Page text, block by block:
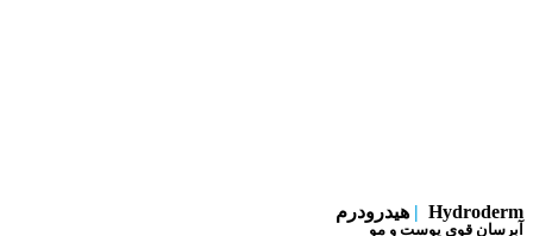
Hydroderm
| هیدرودرم
آبرسان قوی پوست و مو